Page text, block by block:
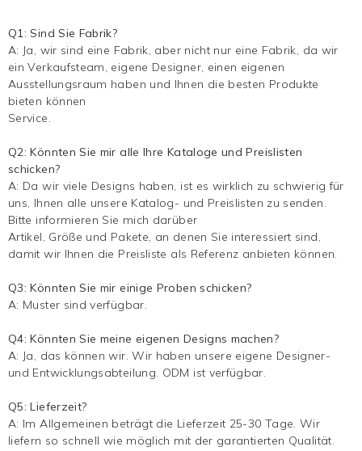
Q1: Sind Sie Fabrik?
A: Ja, wir sind eine Fabrik, aber nicht nur eine Fabrik, da wir
ein Verkaufsteam, eigene Designer, einen eigenen
Ausstellungsraum haben und Ihnen die besten Produkte
bieten können
Service.
Q2: Könnten Sie mir alle Ihre Kataloge und Preislisten
schicken?
A: Da wir viele Designs haben, ist es wirklich zu schwierig für
uns, Ihnen alle unsere Katalog- und Preislisten zu senden.
Bitte informieren Sie mich darüber
Artikel, Größe und Pakete, an denen Sie interessiert sind,
damit wir Ihnen die Preisliste als Referenz anbieten können.
Q3: Könnten Sie mir einige Proben schicken?
A: Muster sind verfügbar.
Q4: Könnten Sie meine eigenen Designs machen?
A: Ja, das können wir. Wir haben unsere eigene Designer-
und Entwicklungsabteilung. ODM ist verfügbar.
Q5: Lieferzeit?
A: Im Allgemeinen beträgt die Lieferzeit 25-30 Tage. Wir
liefern so schnell wie möglich mit der garantierten Qualität.